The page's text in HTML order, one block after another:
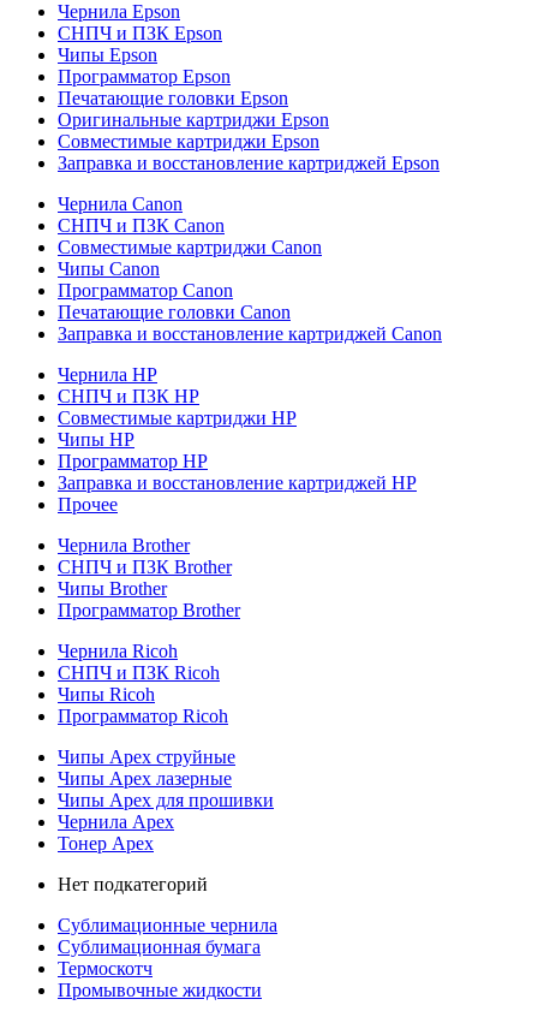
Чернила Epson
СНПЧ и ПЗК Epson
Чипы Epson
Программатор Epson
Печатающие головки Epson
Оригинальные картриджи Epson
Совместимые картриджи Epson
Заправка и восстановление картриджей Epson
Чернила Canon
СНПЧ и ПЗК Canon
Совместимые картриджи Canon
Чипы Canon
Программатор Canon
Печатающие головки Canon
Заправка и восстановление картриджей Canon
Чернила HP
СНПЧ и ПЗК HP
Совместимые картриджи HP
Чипы HP
Программатор HP
Заправка и восстановление картриджей HP
Прочее
Чернила Brother
СНПЧ и ПЗК Brother
Чипы Brother
Программатор Brother
Чернила Ricoh
СНПЧ и ПЗК Ricoh
Чипы Ricoh
Программатор Ricoh
Чипы Apex струйные
Чипы Apex лазерные
Чипы Apex для прошивки
Чернила Apex
Тонер Apex
Нет подкатегорий
Сублимационные чернила
Сублимационная бумага
Термоскотч
Промывочные жидкости